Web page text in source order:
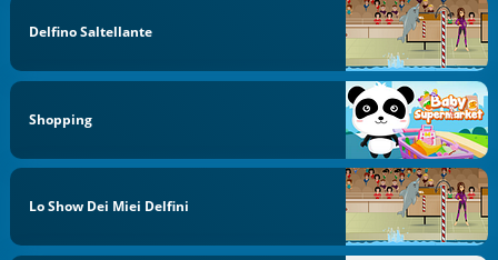
Delfino Saltellante
Shopping
Lo Show Dei Miei Delfini